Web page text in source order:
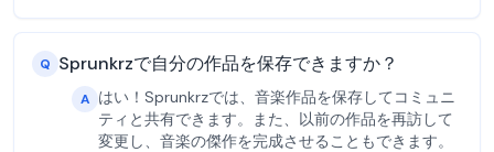
Q Sprunkrzで自分の作品を保存できますか？
A はい！Sprunkrzでは、音楽作品を保存してコミュニ
ティと共有できます。また、以前の作品を再訪して
変更し、音楽の傑作を完成させることもできます。